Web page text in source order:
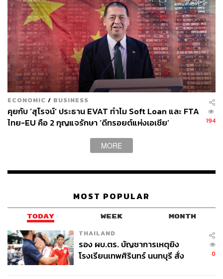
ECONOMIC / BUSINESS
คุยกับ ‘สุโรจน์’ ประธาน EVAT ทำไม Soft Loan และ FTA
ไทย-EU คือ 2 กุญแจรักษา ‘ดีทรอยต์แห่งเอเชีย’
194
MORE
MOST POPULAR
TODAY WEEK MONTH
THAILAND
รอง ผบ.ตร. บัญชาการเหตุยิง
โรงเรียนเทพศิรินทร์ นนทบุรี สั่ง
0